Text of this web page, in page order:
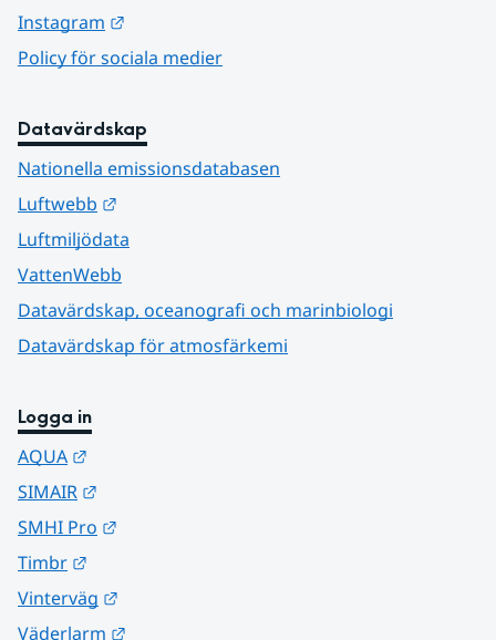
Instagram
Policy för sociala medier
Datavärdskap
Nationella emissionsdatabasen
Luftwebb
Luftmiljödata
VattenWebb
Datavärdskap, oceanografi och marinbiologi
Datavärdskap för atmosfärkemi
Logga in
AQUA
SIMAIR
SMHI Pro
Timbr
Vinterväg
Väderlarm